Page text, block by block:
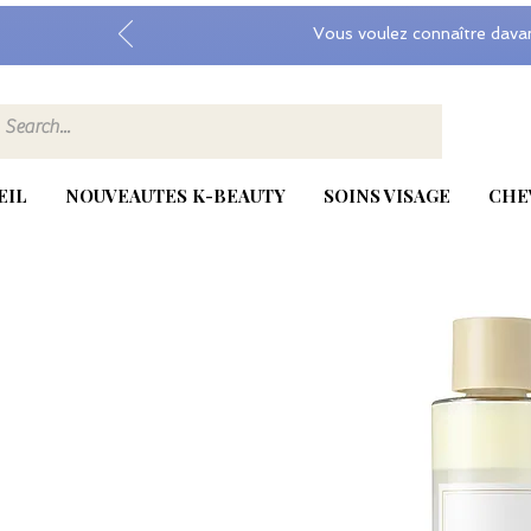
Vous voulez connaître
NOUVEAUTES K-BEAUTY SOINS VISAGE